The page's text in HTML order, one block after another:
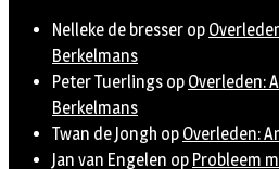
Nelleke de bresser op
Berkelmans
Peter Tuerlings op Overleden:
Berkelmans
Twan de Jongh op Overleden:
Jan van Engelen op Probleem